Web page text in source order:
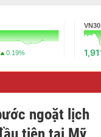
0.19%
VN30
ngoặt lịch